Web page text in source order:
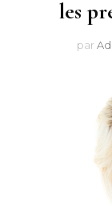
les
par